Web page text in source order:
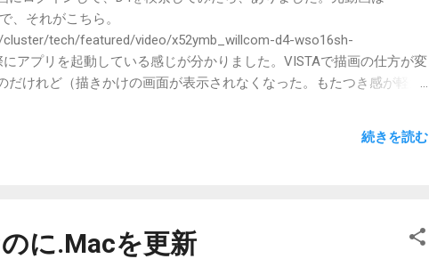
、それがこちら。
tech/featured/video/x52ymb_willcom-d4-wso16sh-
アプリを起動している感じが分かりました。VISTAで描画の仕方が変
だけれど（描きかけの画面が表示されなくなった。もたつき感が軽減
題外として。 文字がちっちゃいねー 即DPIを大きくしなくちゃなら
変えるとボタンの文字が入りくらなくて欠けたりしましたが、VISTAは
そう。X01HTだと、メールやスケジュールは縦の方が見やすいけれ
うとすると否応なしに横に切り替えることになります。この切り替え
続きを読む
に.Macを更新